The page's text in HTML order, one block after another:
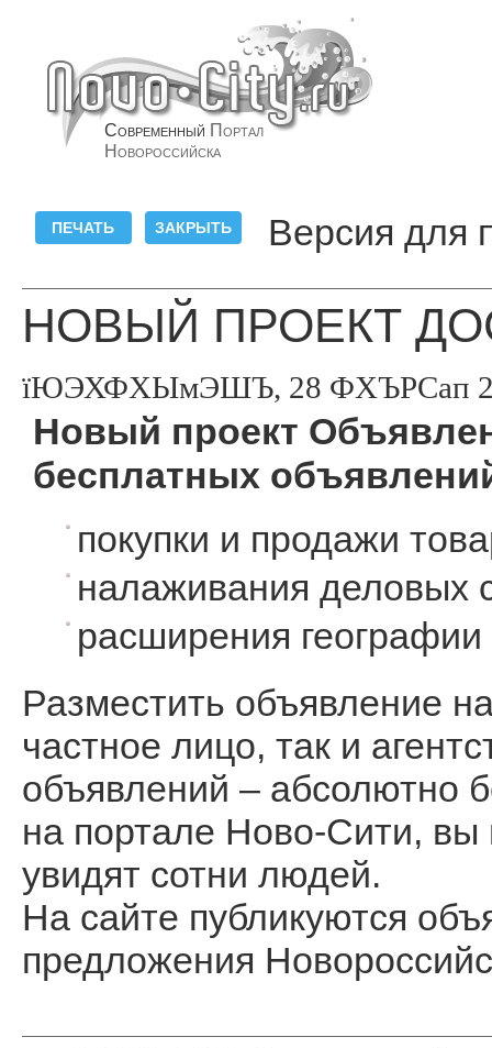
Современный Портал
Новороссийска
Версия для
НОВЫЙ ПРОЕКТ
їЮЭХФХЫмЭШЪ, 28 ФХЪРСап
Новый проект
бесплатных
покупки и продажи
налаживания деловых
расширения географии
Разместить объявление
частное лицо, так и
объявлений – абсолютно
на портале Ново-Сити, вы
увидят сотни людей.
На сайте публикуются
предложения